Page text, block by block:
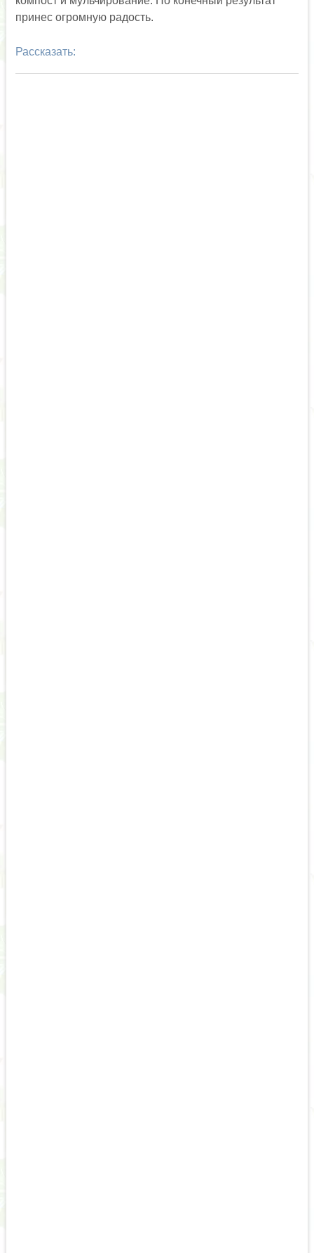
принес огромную радость.
Рассказать: